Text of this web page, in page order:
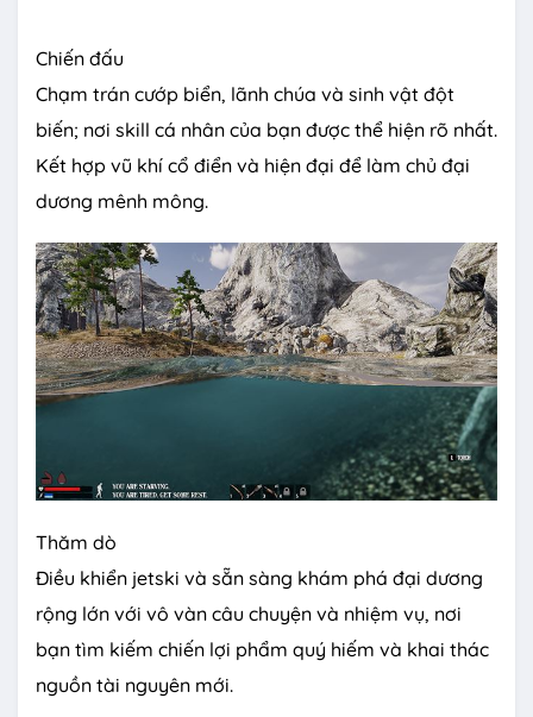
Chiến đấu
Chạm trán cướp biển, lãnh chúa và sinh vật đột
biến; nơi skill cá nhân của bạn được thể hiện rõ nhất.
Kết hợp vũ khí cổ điển và hiện đại để làm chủ đại
dương mênh mông.
Thăm dò
Điều khiển jetski và sẵn sàng khám phá đại dương
rộng lớn với vô vàn câu chuyện và nhiệm vụ, nơi
bạn tìm kiếm chiến lợi phẩm quý hiếm và khai thác
nguồn tài nguyên mới.